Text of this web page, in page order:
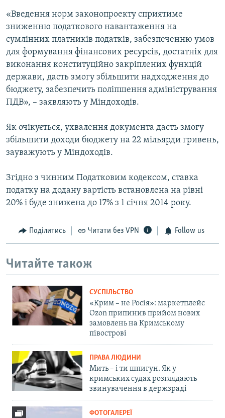
«Введення норм законопроекту сприятиме
зниженню податкового навантаження на
сумлінних платників податків, забезпеченню умов
для формування фінансових ресурсів, достатніх для
виконання конституційно закріплених функцій
держави, дасть змогу збільшити надходження до
бюджету, забезпечить поліпшення адміністрування
ПДВ», – заявляють у Міндоходів.
Як очікується, ухвалення документа дасть змогу
збільшити доходи бюджету на 22 мільярди гривень,
зауважують у Міндоходів.
Згідно з чинним Податковим кодексом, ставка
податку на додану вартість встановлена на рівні
20% і буде знижена до 17% з 1 січня 2014 року.
Поділитись Читати без VPN Follow us
Читайте також
СУСПІЛЬСТВО
«Крим – не Росія»: маркетплейс
Ozon припинив прийом нових
замовлень на Кримському
півострові
ПРАВА ЛЮДИНИ
Мить – і ти шпигун. Як у
кримських судах розглядають
звинувачення в держзраді
ФОТОГАЛЕРЕЇ